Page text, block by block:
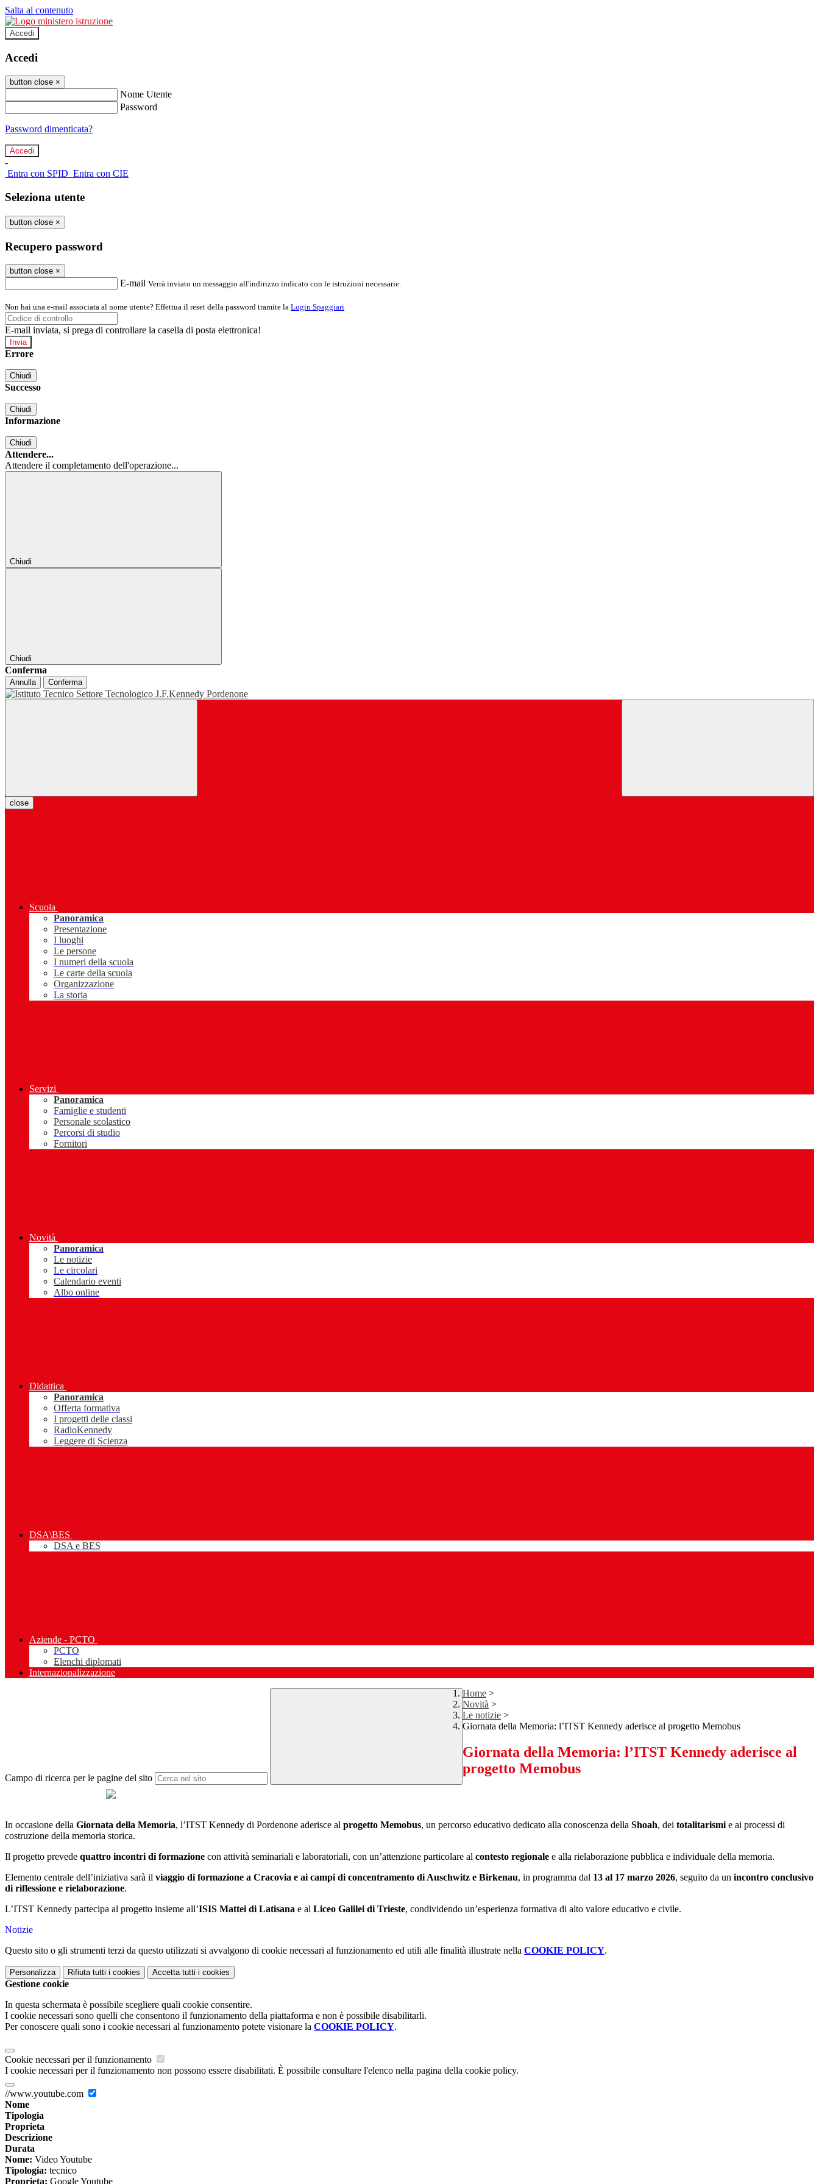
Salta al contenuto
Accedi
Accedi
button close ×
Nome Utente
Password
Password dimenticata?
-
Entra con SPID Entra con CIE
Seleziona utente
button close ×
Recupero password
button close ×
E-mail Verrà inviato un messaggio all'indirizzo indicato con le istruzioni necessarie.
Non hai una e-mail associata al nome utente? Effettua il reset della password tramite la Login Spaggiari
E-mail inviata, si prega di controllare la casella di posta elettronica!
Errore
Chiudi
Successo
Chiudi
Informazione
Chiudi
Attendere...
Attendere il completamento dell'operazione...
Chiudi
Chiudi
Conferma
Annulla Conferma
close
Scuola
Panoramica
Presentazione
I luoghi
Le persone
I numeri della scuola
Le carte della scuola
Organizzazione
La storia
Servizi
Panoramica
Famiglie e studenti
Personale scolastico
Percorsi di studio
Fornitori
Novità
Panoramica
Le notizie
Le circolari
Calendario eventi
Albo online
Didattica
Panoramica
Offerta formativa
I progetti delle classi
RadioKennedy
Leggere di Scienza
DSA\BES
DSA e BES
Aziende - PCTO
PCTO
Elenchi diplomati
Internazionalizzazione
Campo di ricerca per le pagine del sito
Home >
Novità >
Le notizie >
Giornata della Memoria: l’ITST Kennedy aderisce al progetto Memobus
Giornata della Memoria: l’ITST Kennedy aderisce al
progetto Memobus
In occasione della Giornata della Memoria, l’ITST Kennedy di Pordenone aderisce al progetto Memobus, un percorso educativo dedicato alla conoscenza della Shoah, dei totalitarismi e ai processi di
costruzione della memoria storica.
Il progetto prevede quattro incontri di formazione con attività seminariali e laboratoriali, con un’attenzione particolare al contesto regionale e alla rielaborazione pubblica e individuale della memoria.
Elemento centrale dell’iniziativa sarà il viaggio di formazione a Cracovia e ai campi di concentramento di Auschwitz e Birkenau, in programma dal 13 al 17 marzo 2026, seguito da un incontro conclusivo
di riflessione e rielaborazione.
L’ITST Kennedy partecipa al progetto insieme all’ISIS Mattei di Latisana e al Liceo Galilei di Trieste, condividendo un’esperienza formativa di alto valore educativo e civile.
Notizie
Questo sito o gli strumenti terzi da questo utilizzati si avvalgono di cookie necessari al funzionamento ed utili alle finalità illustrate nella COOKIE POLICY.
Personalizza Rifiuta tutti i cookies Accetta tutti i cookies
Gestione cookie
In questa schermata è possibile scegliere quali cookie consentire.
I cookie necessari sono quelli che consentono il funzionamento della piattaforma e non è possibile disabilitarli.
Per conoscere quali sono i cookie necessari al funzionamento potete visionare la COOKIE POLICY.
Cookie necessari per il funzionamento
I cookie necessari per il funzionamento non possono essere disabilitati. È possibile consultare l'elenco nella pagina della cookie policy.
//www.youtube.com
Nome
Tipologia
Proprieta
Descrizione
Durata
Nome: Video Youtube
Tipologia: tecnico
Proprieta: Google Youtube